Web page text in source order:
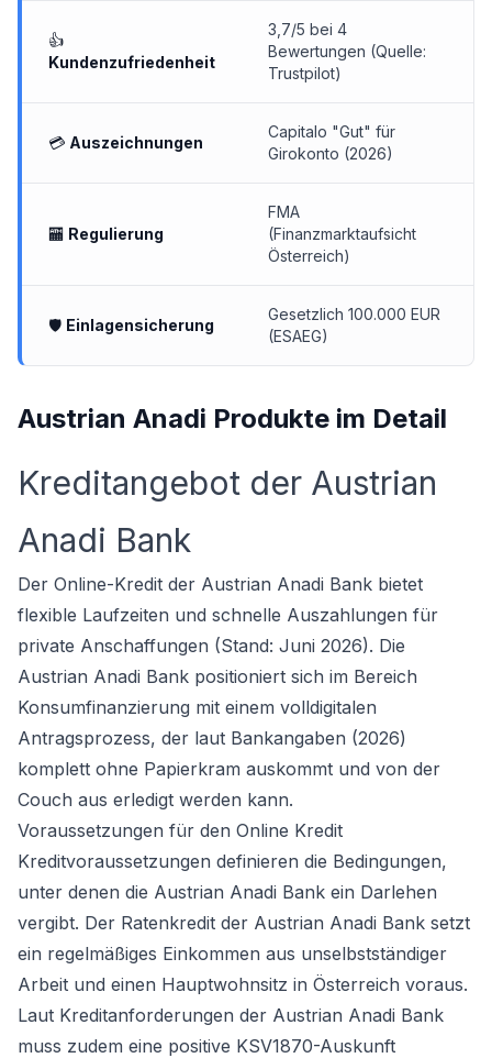
👍
Kundenzufriedenheit
3,7/5 bei 4
Bewertungen (Quelle:
Trustpilot)
💳 Auszeichnungen
Capitalo "Gut" für
Girokonto (2026)
🏧 Regulierung
FMA
(Finanzmarktaufsicht
Österreich)
🛡 Einlagensicherung
Gesetzlich 100.000 EUR
(ESAEG)
Austrian Anadi Produkte im Detail
Kreditangebot der Austrian
Anadi Bank
Der Online-Kredit der Austrian Anadi Bank bietet
flexible Laufzeiten und schnelle Auszahlungen für
private Anschaffungen (Stand: Juni 2026). Die
Austrian Anadi Bank positioniert sich im Bereich
Konsumfinanzierung mit einem volldigitalen
Antragsprozess, der laut Bankangaben (2026)
komplett ohne Papierkram auskommt und von der
Couch aus erledigt werden kann.
Voraussetzungen für den Online Kredit
Kreditvoraussetzungen definieren die Bedingungen,
unter denen die Austrian Anadi Bank ein Darlehen
vergibt. Der Ratenkredit der Austrian Anadi Bank setzt
ein regelmäßiges Einkommen aus unselbstständiger
Arbeit und einen Hauptwohnsitz in Österreich voraus.
Laut Kreditanforderungen der Austrian Anadi Bank
muss zudem eine positive KSV1870-Auskunft